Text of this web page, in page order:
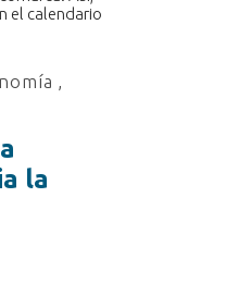
el calendario
,
la